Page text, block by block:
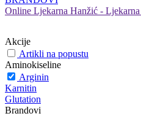
Online Ljekarna Hanžić -
Akcije
Artikli na popustu
Aminokiseline
Arginin
Karnitin
Glutation
Brandovi